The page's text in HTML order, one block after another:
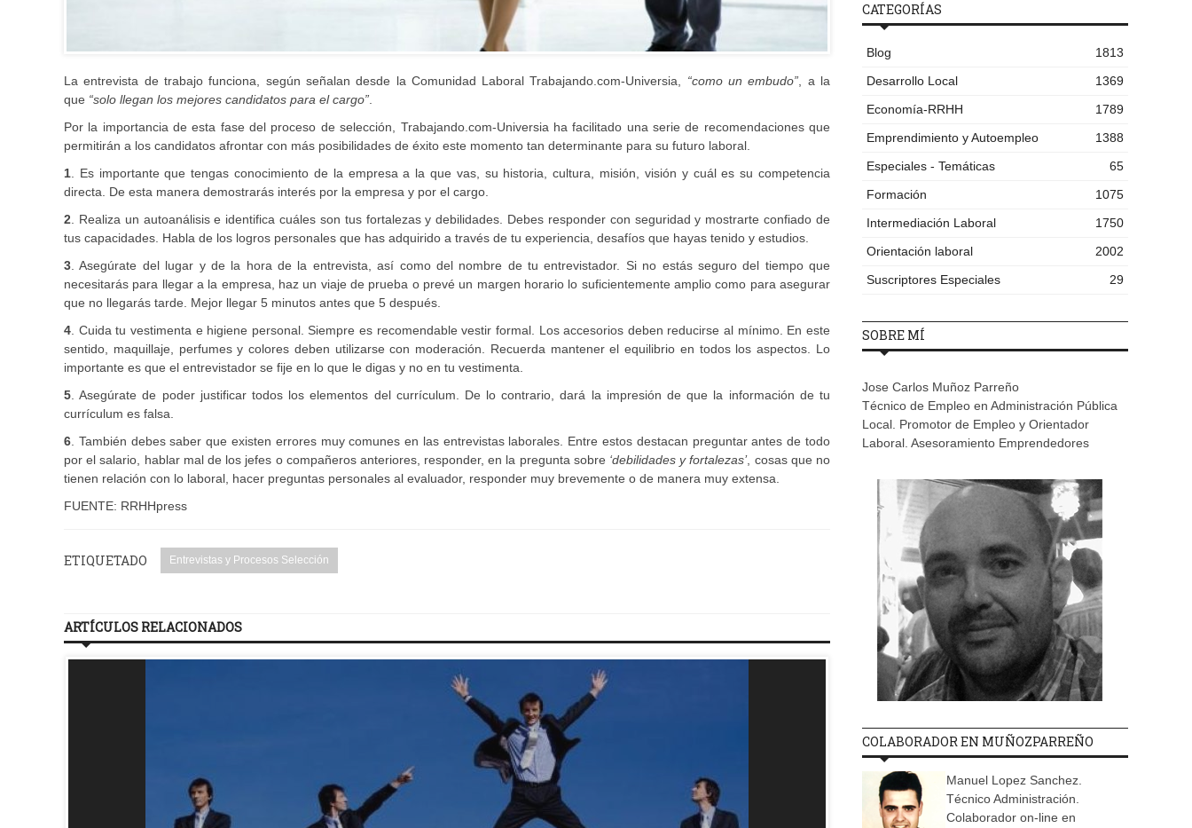
La entrevista de trabajo funciona, según señalan desde la Comunidad Laboral Trabajando.com-Universia, “como un embudo”, a la
que “solo llegan los mejores candidatos para el cargo”.
Por la importancia de esta fase del proceso de selección, Trabajando.com-Universia ha facilitado una serie de recomendaciones que
permitirán a los candidatos afrontar con más posibilidades de éxito este momento tan determinante para su futuro laboral.
1. Es importante que tengas conocimiento de la empresa a la que vas, su historia, cultura, misión, visión y cuál es su competencia
directa. De esta manera demostrarás interés por la empresa y por el cargo.
2. Realiza un autoanálisis e identifica cuáles son tus fortalezas y debilidades. Debes responder con seguridad y mostrarte confiado de
tus capacidades. Habla de los logros personales que has adquirido a través de tu experiencia, desafíos que hayas tenido y estudios.
3. Asegúrate del lugar y de la hora de la entrevista, así como del nombre de tu entrevistador. Si no estás seguro del tiempo que
necesitarás para llegar a la empresa, haz un viaje de prueba o prevé un margen horario lo suficientemente amplio como para asegurar
que no llegarás tarde. Mejor llegar 5 minutos antes que 5 después.
4. Cuida tu vestimenta e higiene personal. Siempre es recomendable vestir formal. Los accesorios deben reducirse al mínimo. En este
sentido, maquillaje, perfumes y colores deben utilizarse con moderación. Recuerda mantener el equilibrio en todos los aspectos. Lo
importante es que el entrevistador se fije en lo que le digas y no en tu vestimenta.
5. Asegúrate de poder justificar todos los elementos del currículum. De lo contrario, dará la impresión de que la información de tu
currículum es falsa.
6. También debes saber que existen errores muy comunes en las entrevistas laborales. Entre estos destacan preguntar antes de todo
por el salario, hablar mal de los jefes o compañeros anteriores, responder, en la pregunta sobre ‘debilidades y fortalezas’, cosas que no
tienen relación con lo laboral, hacer preguntas personales al evaluador, responder muy brevemente o de manera muy extensa.
FUENTE: RRHHpress
ETIQUETADO Entrevistas y Procesos Selección
ARTÍCULOS RELACIONADOS
CATEGORÍAS
Blog
1813
Desarrollo Local
1369
Economía-RRHH
1789
Emprendimiento y Autoempleo
1388
Especiales - Temáticas
65
Formación
1075
Intermediación Laboral
1750
Orientación laboral
2002
Suscriptores Especiales
29
SOBRE MÍ
Jose Carlos Muñoz Parreño
Técnico de Empleo en Administración Pública
Local. Promotor de Empleo y Orientador
Laboral. Asesoramiento Emprendedores
COLABORADOR EN MUÑOZPARREÑO
Manuel Lopez Sanchez.
Técnico Administración.
Colaborador on-line en